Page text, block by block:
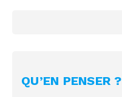
QU’EN PENSER ?